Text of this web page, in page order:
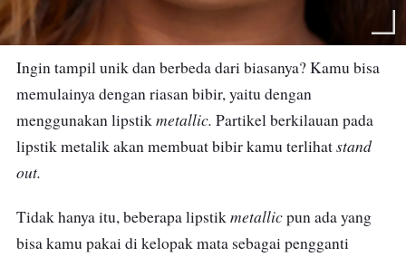
Ingin tampil unik dan berbeda dari biasanya? Kamu bisa
memulainya dengan riasan bibir, yaitu dengan
menggunakan lipstikmetallic. Partikel berkilauan pada
lipstik metalik akan membuat bibir kamu terlihatstand
out.
Tidak hanya itu, beberapa lipstikmetallicpun ada yang
bisa kamu pakai di kelopak mata sebagai pengganti